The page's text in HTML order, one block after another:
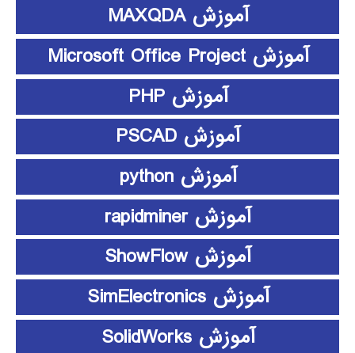
آموزش MAXQDA
آموزش Microsoft Office Project
آموزش PHP
آموزش PSCAD
آموزش python
آموزش rapidminer
آموزش ShowFlow
آموزش SimElectronics
آموزش SolidWorks